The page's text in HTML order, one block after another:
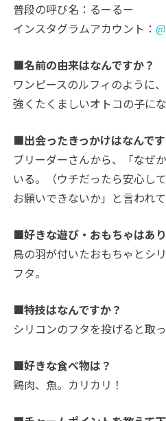
普段の呼び名：るーるー
インスタグラムアカウント：
■名前の由来はなんですか？
ワンピースのルフィのように
強くたくましいオトコの子に
■出会ったきっかけはなんです
ブリーダーさんから、「なぜ
いる。（ウチだったら安心し
お願いできないか」と言われて
■好きな遊び・おもちゃはあ
鳥の羽が付いたおもちゃとシ
フタ。
■特技はなんですか？
シリコンのフタを投げると取っ
■好きな食べ物は？
鶏肉、魚。カリカリ！